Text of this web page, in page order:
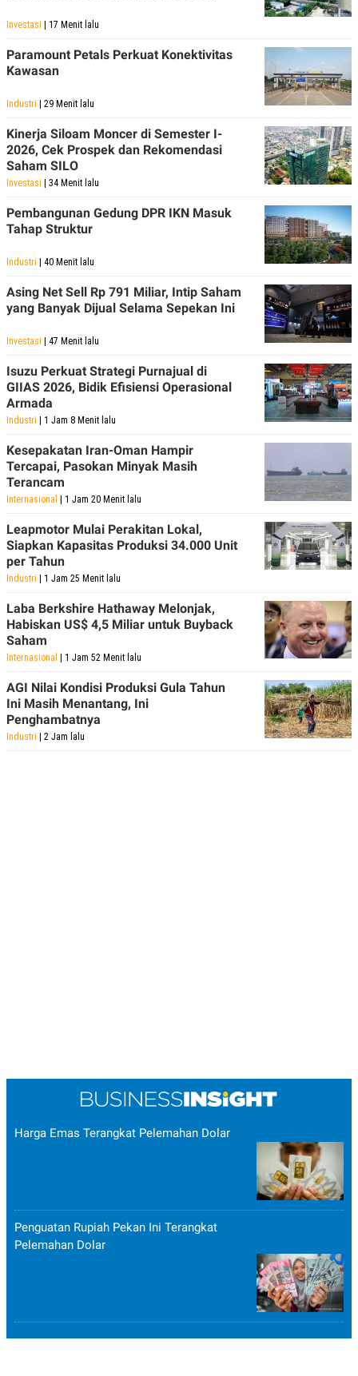
Investasi | 17 Menit lalu
Paramount Petals Perkuat Konektivitas
Kawasan
Industri | 29 Menit lalu
Kinerja Siloam Moncer di Semester I-
2026, Cek Prospek dan Rekomendasi
Saham SILO
Investasi | 34 Menit lalu
Pembangunan Gedung DPR IKN Masuk
Tahap Struktur
Industri | 40 Menit lalu
Asing Net Sell Rp 791 Miliar, Intip Saham
yang Banyak Dijual Selama Sepekan Ini
Investasi | 47 Menit lalu
Isuzu Perkuat Strategi Purnajual di
GIIAS 2026, Bidik Efisiensi Operasional
Armada
Industri | 1 Jam 8 Menit lalu
Kesepakatan Iran-Oman Hampir
Tercapai, Pasokan Minyak Masih
Terancam
Internasional | 1 Jam 20 Menit lalu
Leapmotor Mulai Perakitan Lokal,
Siapkan Kapasitas Produksi 34.000 Unit
per Tahun
Industri | 1 Jam 25 Menit lalu
Laba Berkshire Hathaway Melonjak,
Habiskan US$ 4,5 Miliar untuk Buyback
Saham
Internasional | 1 Jam 52 Menit lalu
AGI Nilai Kondisi Produksi Gula Tahun
Ini Masih Menantang, Ini
Penghambatnya
Industri | 2 Jam lalu
Harga Emas Terangkat Pelemahan Dolar
Penguatan Rupiah Pekan Ini Terangkat
Pelemahan Dolar